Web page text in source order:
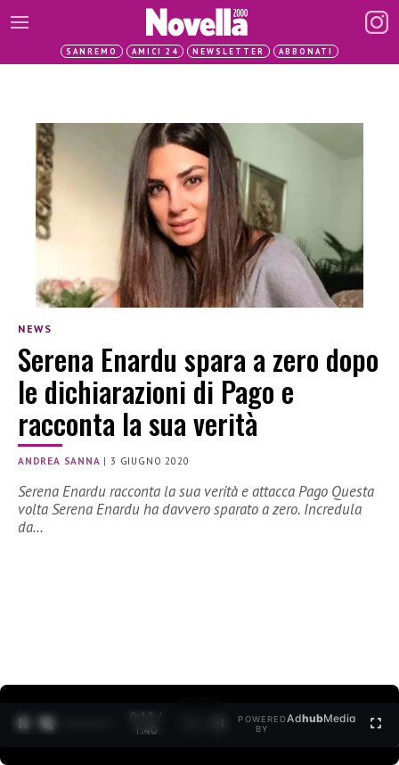
SANREMO AMICI 24 NEWSLETTER ABBONATI
NEWS
Serena Enardu spara a zero dopo
le dichiarazioni di Pago e
racconta la sua verità
ANDREA SANNA |3 GIUGNO 2020
Serena Enardu racconta la sua verità e attacca Pago Questa
volta Serena Enardu ha davvero sparato a zero. Incredula
da…
0:12 /
1:40
POWERED
BY
AdhubMedia